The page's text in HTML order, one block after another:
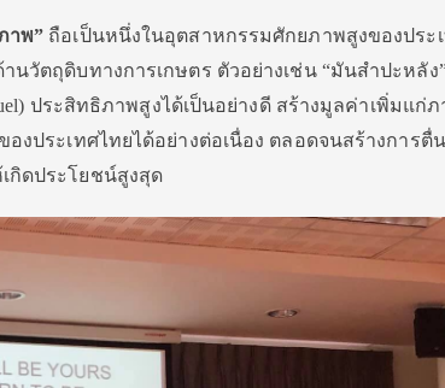
าพ” ถือเป็นหนึ่งในอุตสาหกรรมศักยภาพสูงของประ
นวัตถุดิบทางการเกษตร ตัวอย่างเช่น “มันสำปะหลัง
ประสิทธิภาพสูงได้เป็นอย่างดี สร้างมูลค่าเพิ่มแก่
งประเทศไทยได้อย่างต่อเนื่อง ตลอดจนสร้างการตื่
กิดประโยชน์สูงสุด